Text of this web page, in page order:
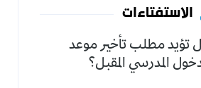
الاستفتاءات
تؤيد مطلب تأخير موعد
المدرسي المقبل؟